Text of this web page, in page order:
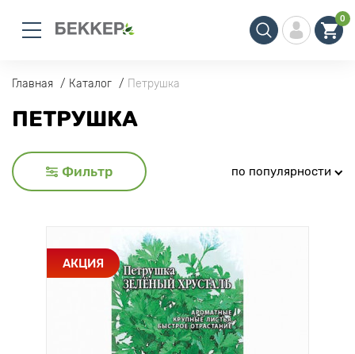
0
Главная Каталог Петрушка
ПЕТРУШКА
Фильтр по популярности
АКЦИЯ